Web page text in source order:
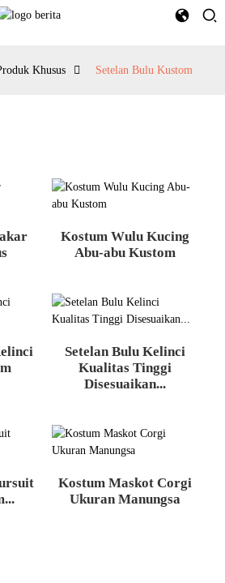
Khusus Setelan Bulu Kustom
Kostum Wulu Kucing
Abu-abu Kustom
Setelan Bulu Kelinci
Kualitas Tinggi
Disesuaikan...
Kostum Maskot Corgi
Ukuran Manungsa